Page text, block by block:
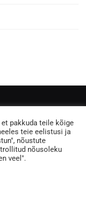
pakkuda teile kõige
teie eelistusi ja
nõustute
nõusoleku
veel".